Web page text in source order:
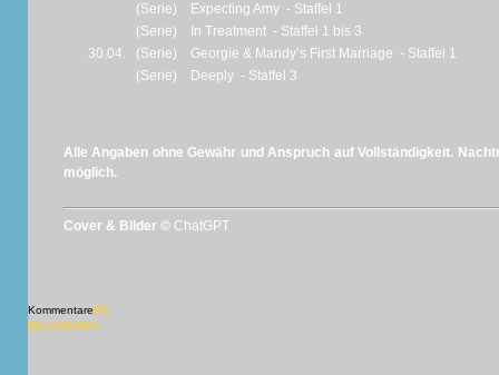
(Serie)
Expecting Amy - Staffel 1
(Serie)
In Treatment - Staffel 1 bis 3
30.04.
(Serie)
Georgie & Mandy’s First Marriage - Staffel 1
(Serie)
Deeply - Staffel 3
Alle Angaben ohne Gewähr und Anspruch auf Vollständigkeit.
möglich.
Cover & Bilder © ChatGPT
Kommentare[X]
[X] schließen